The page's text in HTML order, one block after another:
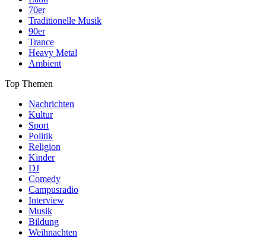
70er
Traditionelle Musik
90er
Trance
Heavy Metal
Ambient
Top Themen
Nachrichten
Kultur
Sport
Politik
Religion
Kinder
DJ
Comedy
Campusradio
Interview
Musik
Bildung
Weihnachten